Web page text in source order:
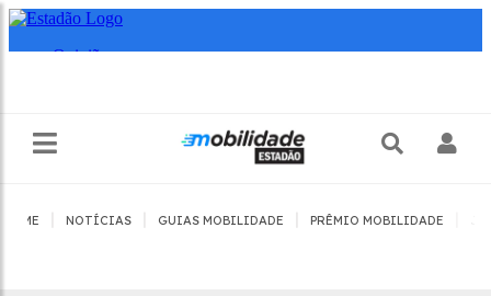
HOME NOTÍCIAS GUIAS MOBILIDADE PRÊMIO MOBILIDADE